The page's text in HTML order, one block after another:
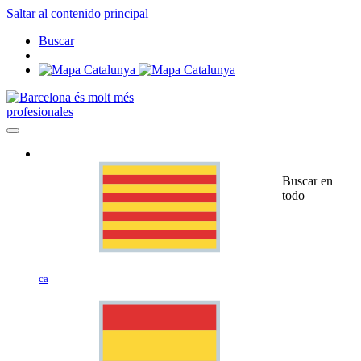
Saltar al contenido principal
Buscar
profesionales
ca
Buscar en
todo